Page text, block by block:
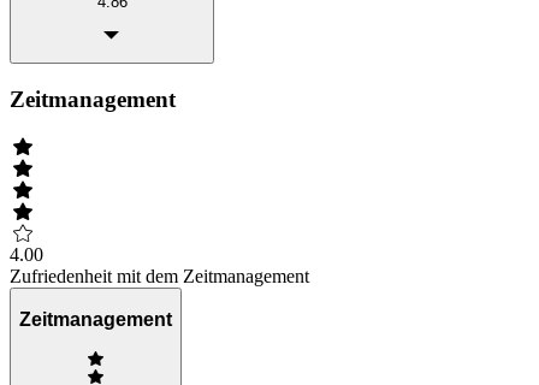
Zeitmanagement
4.00
Zufriedenheit mit dem Zeitmanagement
Zeitmanagement